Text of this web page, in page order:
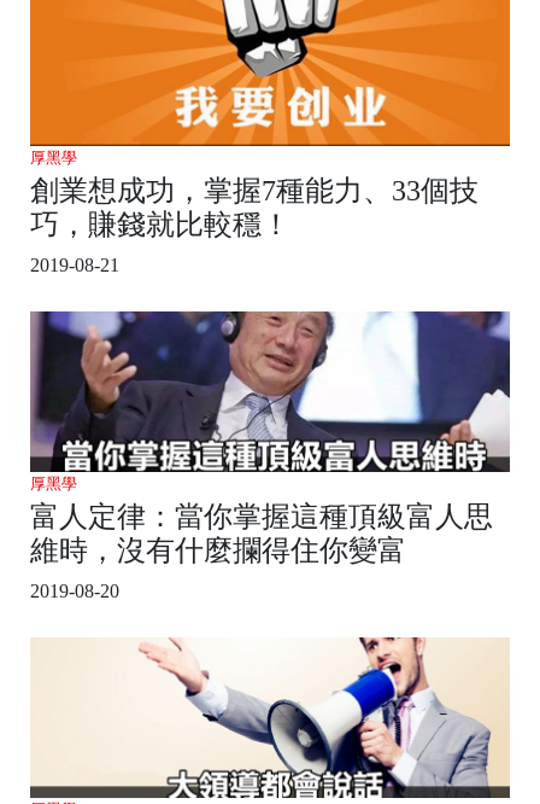
厚黑學
創業想成功，掌握7種能力、33個技
巧，賺錢就比較穩！
2019-08-21
厚黑學
富人定律：當你掌握這種頂級富人思
維時，沒有什麼攔得住你變富
2019-08-20